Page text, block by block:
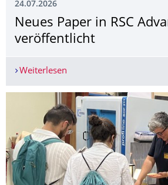
24.07.2026
Neues Paper in RSC
veröffentlicht
Weiterlesen